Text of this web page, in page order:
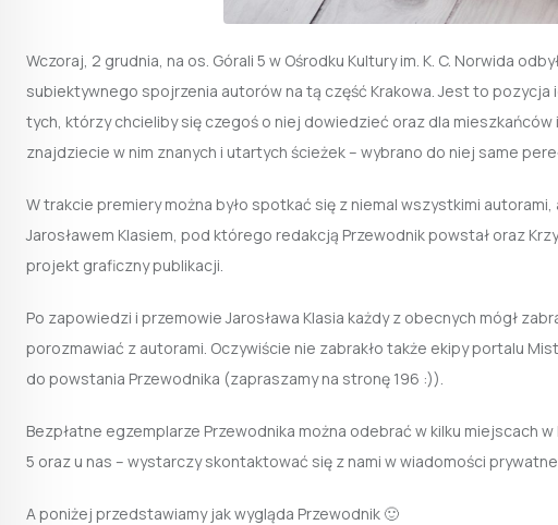
Wczoraj, 2 grudnia, na os. Górali 5 w Ośrodku Kultury im. K. C. Norwida
subiektywnego spojrzenia autorów na tą część Krakowa. Jest to
tych, którzy chcieliby się czegoś o niej dowiedzieć oraz dla
znajdziecie w nim znanych i utartych ścieżek – wybrano do niej same
W trakcie premiery można było spotkać się z niemal wszystkimi
Jarosławem Klasiem, pod którego redakcją Przewodnik powstał oraz
projekt graficzny publikacji.
Po zapowiedzi i przemowie Jarosława Klasia każdy z obecnych mógł
porozmawiać z autorami. Oczywiście nie zabrakło także ekipy portalu
do powstania Przewodnika (zapraszamy na stronę 196 :)).
Bezpłatne egzemplarze Przewodnika można odebrać w kilku miejscach w
5 oraz u nas – wystarczy skontaktować się z nami w wiadomości
A poniżej przedstawiamy jak wygląda Przewodnik 🙂